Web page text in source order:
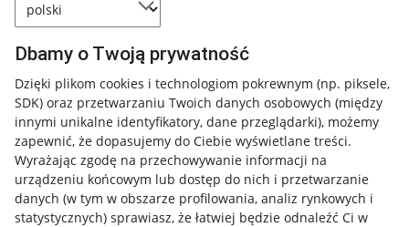
Dbamy o Twoją prywatność
Dzięki plikom cookies i technologiom pokrewnym (np. piksele,
SDK) oraz przetwarzaniu Twoich danych osobowych (między
innymi unikalne identyfikatory, dane przeglądarki), możemy
zapewnić, że dopasujemy do Ciebie wyświetlane treści.
Wyrażając zgodę na przechowywanie informacji na
urządzeniu końcowym lub dostęp do nich i przetwarzanie
danych (w tym w obszarze profilowania, analiz rynkowych i
statystycznych) sprawiasz, że łatwiej będzie odnaleźć Ci w